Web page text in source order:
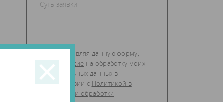
Отправляя данную форму,
даю
согласие
персональных данных в
соответствии с Политикой в
отношении обработки